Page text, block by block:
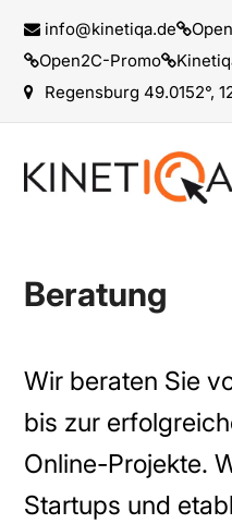
info@kinetiqa.de
Open2C-Promo
Regensburg 49.0152°,
Beratung
Wir beraten Sie
bis zur
Online-Projekte.
Startups und